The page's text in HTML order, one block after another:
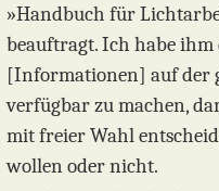
»Handbuch für
beauftragt. Ich habe ihm
[Informationen] auf der
verfügbar zu machen,
mit freier Wahl
wollen oder nicht.